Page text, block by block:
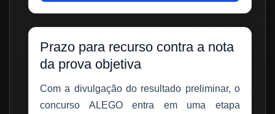
Prazo para recurso contra a nota
da prova objetiva
Com a divulgação do resultado preliminar, o
concurso ALEGO entra em uma etapa